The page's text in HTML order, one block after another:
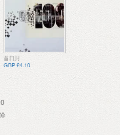
首日封
GBP £4.10